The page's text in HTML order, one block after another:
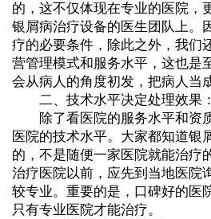
的，这不仅体现在专业的医院，
银屑病治疗设备的医生团队上。
疗的必要条件，除此之外，我们
营管理模式和服务水平，这也是
会从病人的角度初发，把病人当
二、技术水平决定处理效果：
除了看医院的服务水平和资
医院的技术水平。大家都知道银
的，不是随便一家医院就能治疗
治疗医院以前，应先到当地医院
较专业。重要的是，口碑好的医
只有专业医院才能治疗。